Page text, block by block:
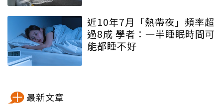
近10年7月「熱帶夜」頻率超
過8成 學者：一半睡眠時間可
能都睡不好
最新文章